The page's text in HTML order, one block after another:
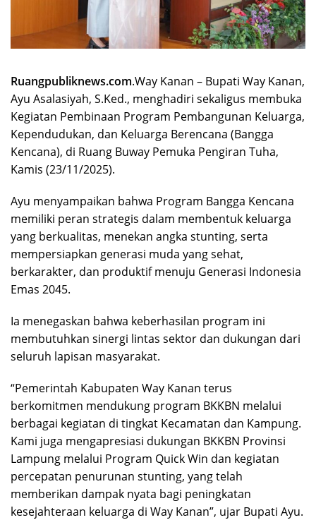
Ruangpubliknews.com.Way Kanan – Bupati Way Kanan,
Ayu Asalasiyah, S.Ked., menghadiri sekaligus membuka
Kegiatan Pembinaan Program Pembangunan Keluarga,
Kependudukan, dan Keluarga Berencana (Bangga
Kencana), di Ruang Buway Pemuka Pengiran Tuha,
Kamis (23/11/2025).
Ayu menyampaikan bahwa Program Bangga Kencana
memiliki peran strategis dalam membentuk keluarga
yang berkualitas, menekan angka stunting, serta
mempersiapkan generasi muda yang sehat,
berkarakter, dan produktif menuju Generasi Indonesia
Emas 2045.
Ia menegaskan bahwa keberhasilan program ini
membutuhkan sinergi lintas sektor dan dukungan dari
seluruh lapisan masyarakat.
“Pemerintah Kabupaten Way Kanan terus
berkomitmen mendukung program BKKBN melalui
berbagai kegiatan di tingkat Kecamatan dan Kampung.
Kami juga mengapresiasi dukungan BKKBN Provinsi
Lampung melalui Program Quick Win dan kegiatan
percepatan penurunan stunting, yang telah
memberikan dampak nyata bagi peningkatan
kesejahteraan keluarga di Way Kanan”, ujar Bupati Ayu.